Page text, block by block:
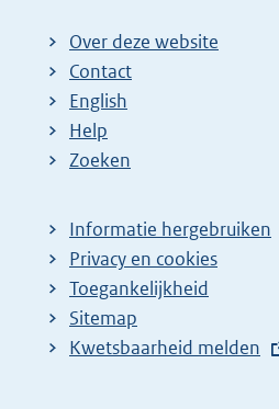
Over deze website
Contact
English
Help
Zoeken
Informatie hergebruiken
Privacy en cookies
Toegankelijkheid
Sitemap
E
Kwetsbaarheid melden